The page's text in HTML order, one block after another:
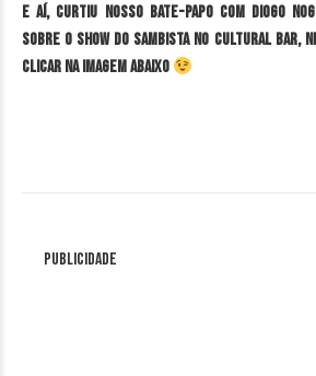
E aí, curtiu nosso bate-papo com Diogo
sobre o show do sambista no Cultural Bar,
clicar na imagem abaixo
Publicidade